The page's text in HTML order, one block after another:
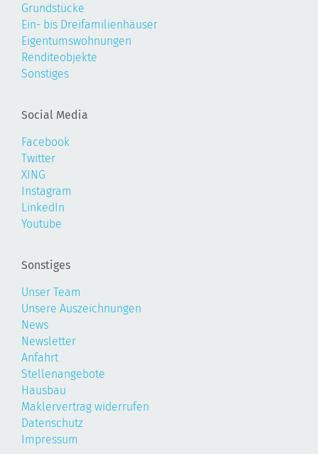
Grundstücke
Ein- bis Dreifamilienhäuser
Eigentumswohnungen
Renditeobjekte
Sonstiges
Social Media
Facebook
Twitter
XING
Instagram
LinkedIn
Youtube
Sonstiges
Unser Team
Unsere Auszeichnungen
News
Newsletter
Anfahrt
Stellenangebote
Hausbau
Maklervertrag widerrufen
Datenschutz
Impressum